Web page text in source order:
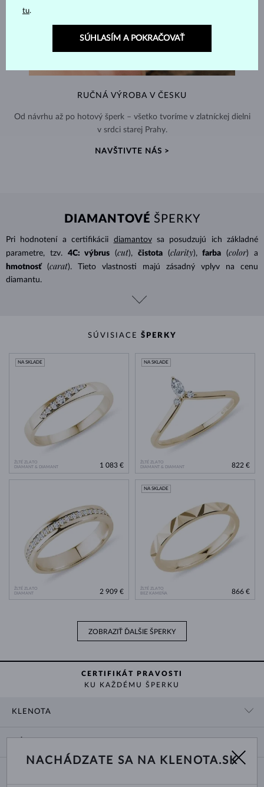
RUČNÁ VÝROBA V ČESKU
Od návrhu až po hotový šperk – všetko tvoríme v zlatníckej dielni
v srdci starej Prahy.
NAVŠTIVTE NÁS >
DIAMANTOVÉ ŠPERKY
Pri hodnotení a certifikácii diamantovsa posudzujú ich základné
parametre, tzv.
4C: výbrus (cut), čistota (clarity), farba (color) a
hmotnosť
(carat). Tieto vlastnosti majú zásadný vplyv na cenu
diamantu.
SÚVISIACE ŠPERKY
ŽLTÉ ZLATO
DIAMANT & DIAMANT
NA SKLADE
1 083 €
ŽLTÉ ZLATO
DIAMANT & DIAMANT
NA SKLADE
822 €
ŽLTÉ ZLATO
DIAMANT
2 909 €
ŽLTÉ ZLATO
BEZ KAMEŇA
NA SKLADE
866 €
ZOBRAZIŤ ĎALŠIE ŠPERKY
CERTIFIKÁT PRAVOSTI
KU KAŽDÉMU ŠPERKU
KLENOTA
O NÁS
DODANIE A PLATBA ZA TOVAR
tu.
SÚHLASÍM A POKRAČOVAŤ
NACHÁDZATE SA NA KLENOTA.SK